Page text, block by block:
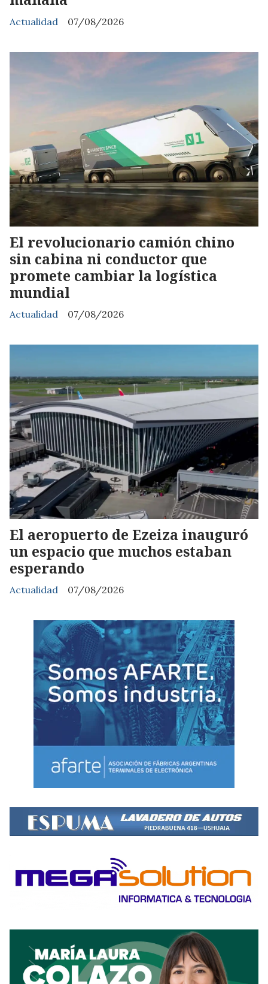
Actualidad 07/08/2026
El revolucionario camión chino
sin cabina ni conductor que
promete cambiar la logística
mundial
Actualidad 07/08/2026
El aeropuerto de Ezeiza inauguró
un espacio que muchos estaban
esperando
Actualidad 07/08/2026